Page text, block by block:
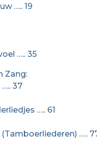
….. 19
….. 35
Zang:
37
….. 61
(Tamboerliederen) …..